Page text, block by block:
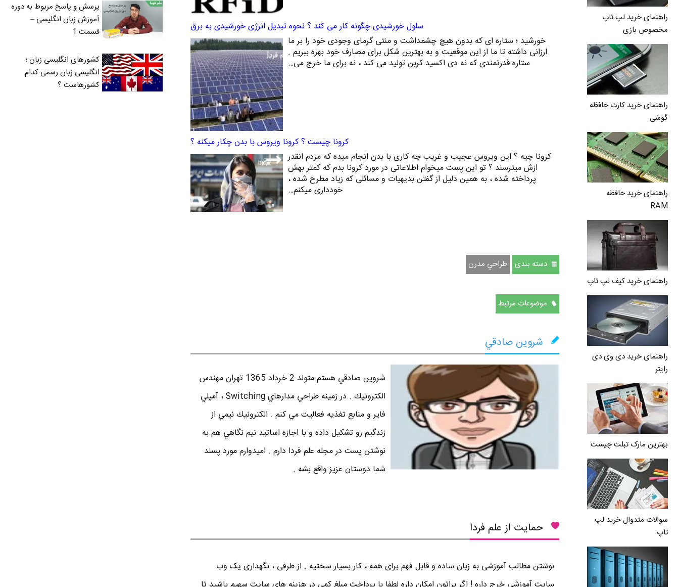
راهنمای خرید لپ تاپ
مخصوص بازی
راهنمای خرید کارت حافظه
گوشی
راهنمای خرید حافظه
RAM
راهنمای خرید کیف لپ تاپ
راهنمای خرید دی وی دی
رایتر
بهترین مارک تبلت چیست
سوالات متدوال خرید لپ
تاپ
سلول خورشیدی چگونه کار می کند ؟ نحوه تبدیل انرژی خورشیدی به برق
خورشید ؛ ستاره ای که بدون هیچ چشمداشت و منتی گرمای وجودی خود را بر ما
ارزانی داشته تا ما از این موقعیت و به بهترین شکل برای مصارف خود بهره ببریم .
ستاره قدرتمندی که نه دی اکسید کربن تولید می کند ، نه برای ما خرج می…
کرونا چیست ؟ کرونا ویروس با بدن چکار میکنه ؟
کرونا چیه ؟ این ویروس عجیب و غریب چه کاری با بدن انجام میده که مردم انقدر
ازش میترسند ؟ تو این پست میخوام اطلاعاتی در مورد کرونا بدم که کمتر بهش
پرداخته شده ، به همین دلیل از گفتن بدیهیات و مسائلی که زیاد مطرح شده ،
خودداری میکنم…
دسته بندی طراحي مدرن
موضوعات مرتبط
شروين صادقي
شروين صادقي هستم متولد 2 خرداد 1365 تهران مهندس
الكترونيك . در زمينه طراحي مدارهاي Switching ، آمپلي
فاير و منابع تغذيه فعاليت مي كنم . الكترونيك نيمي از
زندگيم رو تشكيل داده و با اجازه اساتيد نيم نگاهي هم به
نوشتن پست در مجله علم فردا دارم . اميدوارم مورد پسند
شما دوستان عزيز واقع بشه .
حمایت از علم فردا
نوشتن مطالب آموزشی به زبان ساده و قابل فهم برای همه ، کار بسیار سختیه . از طرفی ، نگهداری یک وب
پرسش و پاسخ مربوط به دوره
آموزش زبان انگلیسی –
قسمت 1
کشورهای انگلیسی زبان ؛
انگلیسی زبان رسمی کدام
کشورهاست ؟